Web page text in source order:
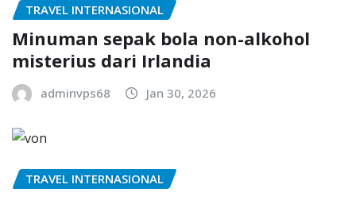
TRAVEL INTERNASIONAL
Minuman sepak bola non-alkohol
misterius dari Irlandia
adminvps68 Jan 30, 2026
TRAVEL INTERNASIONAL